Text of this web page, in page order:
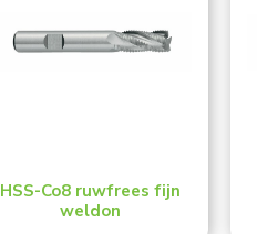
HSS-Co8 ruwfrees fijn
weldon